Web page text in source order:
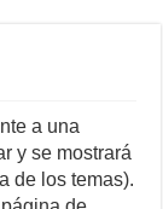
a una
y se mostrará
de los temas).